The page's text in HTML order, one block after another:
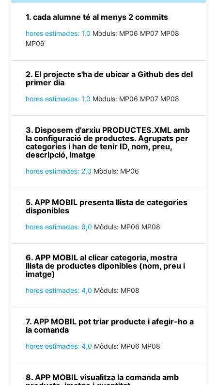
1. cada alumne té al menys 2 commits
hores estimades: 1,0 Mòduls: MP06 MP07 MP08
MP09
2. El projecte s'ha de ubicar a Github des del
primer dia
hores estimades: 1,0 Mòduls: MP06 MP07 MP08
3. Disposem d'arxiu PRODUCTES.XML amb
la configuració de productes. Agrupats per
categories i han de tenir ID, nom, preu,
descripció, imatge
hores estimades: 2,0 Mòduls: MP06
5. APP MOBIL presenta llista de categories
disponibles
hores estimades: 6,0 Mòduls: MP06 MP08
6. APP MOBIL al clicar categoria, mostra
llista de productes diponibles (nom, preu i
imatge)
hores estimades: 4,0 Mòduls: MP08
7. APP MOBIL pot triar producte i afegir-ho a
la comanda
hores estimades: 4,0 Mòduls: MP06 MP08
8. APP MOBIL visualitza la comanda amb